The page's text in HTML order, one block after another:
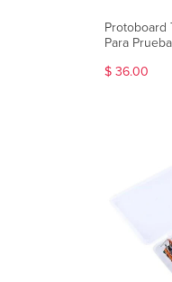
Protoboard
Para
$ 36.00